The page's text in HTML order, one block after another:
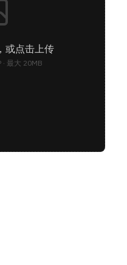
或点击上传
· 最大 20MB